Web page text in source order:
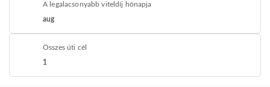
A legalacsonyabb viteldíj hónapja
aug
Összes úti cél
1